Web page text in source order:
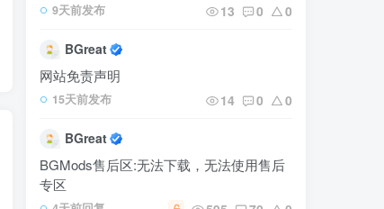
9天前发布 13 0 0
BGreat
网站免责声明
15天前发布 14 0 0
BGreat
BGMods售后区:无法下载，无法使用售后
专区